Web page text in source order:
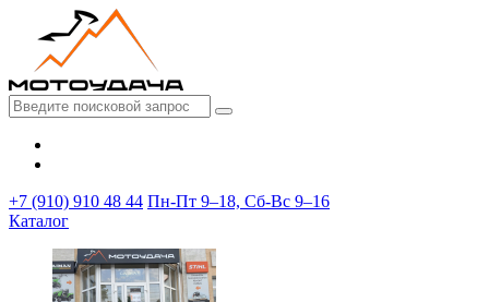
+7 (910) 910 48 44 Пн-Пт 9–18, Сб-Вс 9–16
Каталог